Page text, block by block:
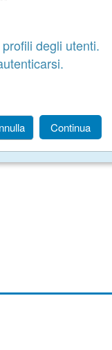
degli utenti.
Continua